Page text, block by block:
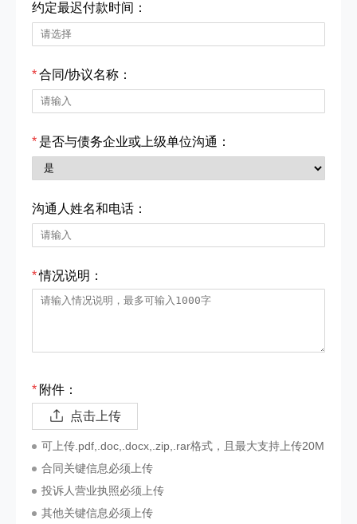
约定最迟付款时间：
*合同/协议名称：
* 是否与债务企业或上级单位沟通：
沟通人姓名和电话：
*情况说明：
* 附件：
点击上传
可上传.pdf,.doc,.docx,.zip,.rar格式，且最大支持上传20M
合同关键信息必须上传
投诉人营业执照必须上传
其他关键信息必须上传